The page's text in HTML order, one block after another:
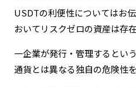
USDTの利便性についてはお
おいてリスクゼロの資産は存
一企業が発行・管理するとい
通貨とは異なる独自の危険性